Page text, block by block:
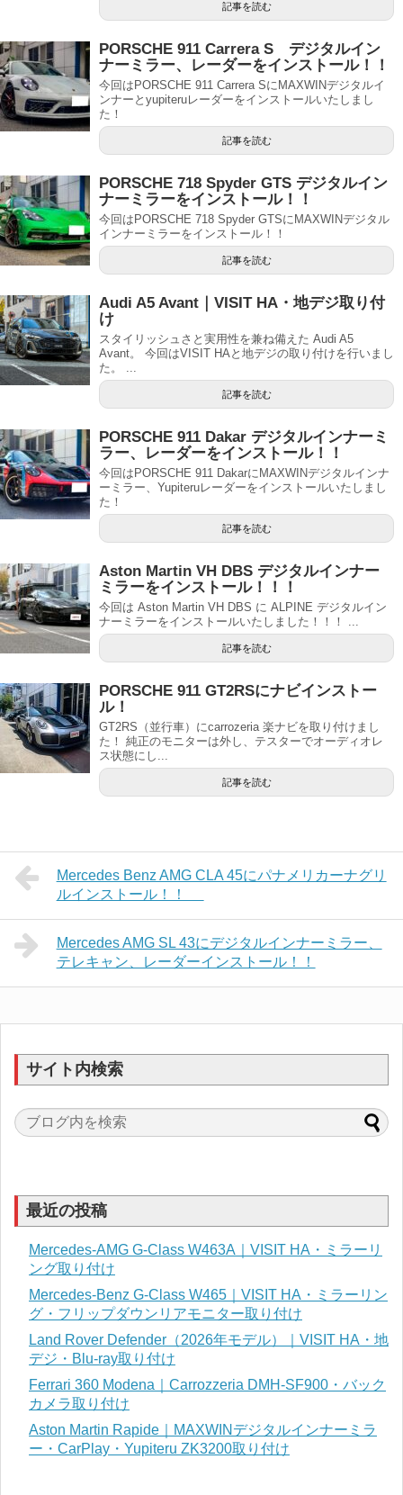
記事を読む
PORSCHE 911 Carrera S デジタルイン
ナーミラー、レーダーをインストール！！
今回はPORSCHE 911 Carrera SにMAXWINデジタルイ
ンナーとyupiteruレーダーをインストールいたしまし
た！
記事を読む
PORSCHE 718 Spyder GTS デジタルイン
ナーミラーをインストール！！
今回はPORSCHE 718 Spyder GTSにMAXWINデジタル
インナーミラーをインストール！！
記事を読む
Audi A5 Avant｜VISIT HA・地デジ取り付
け
スタイリッシュさと実用性を兼ね備えた Audi A5
Avant。 今回はVISIT HAと地デジの取り付けを行いまし
た。 ...
記事を読む
PORSCHE 911 Dakar デジタルインナーミ
ラー、レーダーをインストール！！
今回はPORSCHE 911 DakarにMAXWINデジタルインナ
ーミラー、Yupiteruレーダーをインストールいたしまし
た！
記事を読む
Aston Martin VH DBS デジタルインナー
ミラーをインストール！！！
今回は Aston Martin VH DBS に ALPINE デジタルイン
ナーミラーをインストールいたしました！！！ ...
記事を読む
PORSCHE 911 GT2RSにナビインストー
ル！
GT2RS（並行車）にcarrozeria 楽ナビを取り付けまし
た！ 純正のモニターは外し、テスターでオーディオレ
ス状態にし...
記事を読む
Mercedes Benz AMG CLA 45にパナメリカーナグリ
ルインストール！！
Mercedes AMG SL 43にデジタルインナーミラー、
テレキャン、レーダーインストール！！
サイト内検索
最近の投稿
Mercedes-AMG G-Class W463A｜VISIT HA・ミラーリ
ング取り付け
Mercedes-Benz G-Class W465｜VISIT HA・ミラーリン
グ・フリップダウンリアモニター取り付け
Land Rover Defender（2026年モデル）｜VISIT HA・地
デジ・Blu-ray取り付け
Ferrari 360 Modena｜Carrozzeria DMH-SF900・バック
カメラ取り付け
Aston Martin Rapide｜MAXWINデジタルインナーミラ
ー・CarPlay・Yupiteru ZK3200取り付け